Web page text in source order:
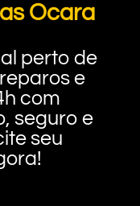
Ocara
perto de
e
com
seguro e
seu